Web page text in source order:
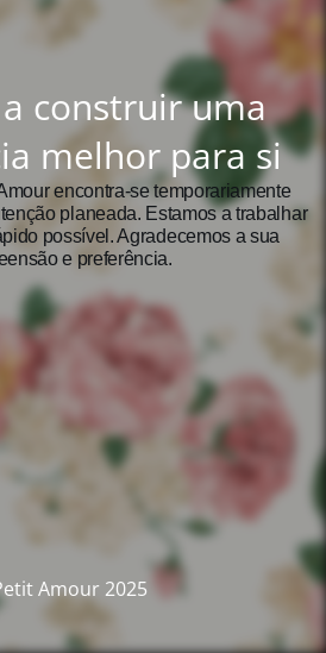
construir uma
melhor para si
encontra‑se temporariamente
planeada. Estamos a trabalhar
possível. Agradecemos a sua
e preferência.
Amour 2025